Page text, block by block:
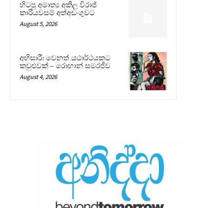
හිටපු අමාත්‍ය අකිල විරාජ්
කාරියවසම් අත්අඩංගුවට
August 5, 2026
අභිසාරී: වෙනත් යථාර්ථයකට
කවුළුවක් – රොහාන් සමරජීව
August 4, 2026